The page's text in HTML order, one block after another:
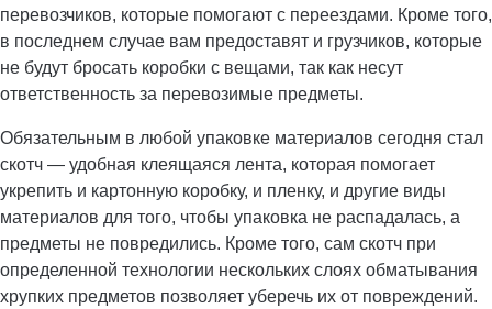
перевозчиков, которые помогают с переездами. Кроме того,
в последнем случае вам предоставят и грузчиков, которые
не будут бросать коробки с вещами, так как несут
ответственность за перевозимые предметы.
Обязательным в любой упаковке материалов сегодня стал
скотч — удобная клеящаяся лента, которая помогает
укрепить и картонную коробку, и пленку, и другие виды
материалов для того, чтобы упаковка не распадалась, а
предметы не повредились. Кроме того, сам скотч при
определенной технологии нескольких слоях обматывания
хрупких предметов позволяет уберечь их от повреждений.